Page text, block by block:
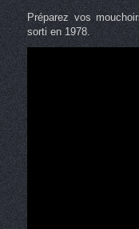
Préparez vos
sorti en 1978.